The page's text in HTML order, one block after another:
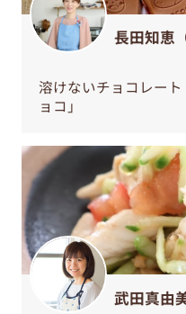
長田知恵
溶けないチョコレー
ョコ」
武田真由